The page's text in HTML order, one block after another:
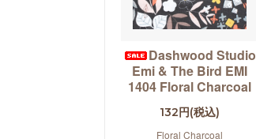
Dashwood Studio
Emi & The Bird EMI
1404 Floral Charcoal
132円(税込)
Floral Charcoal